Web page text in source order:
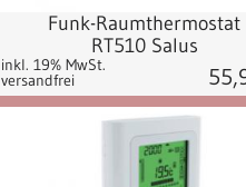
Funk-Raumthermostat
RT510 Salus
inkl. 19% MwSt.
versandfrei